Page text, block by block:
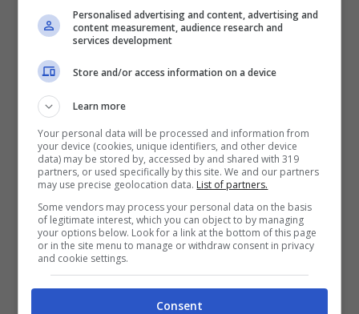
offerta attraverso un QT code. Le date da
tenere in considerazione sono: d
novembre dalle ore 11 alle ore 21.
Personalised advertising and content, advertising and
content measurement, audience research and
services development
Store and/or access information on a device
Learn more
Your personal data will be processed and information from
your device (cookies, unique identifiers, and other device
data) may be stored by, accessed by and shared with 319
partners, or used specifically by this site. We and our partners
may use precise geolocation data. List of partners.
Some vendors may process your personal data on the basis
of legitimate interest, which you can object to by managing
your options below. Look for a link at the bottom of this page
or in the site menu to manage or withdraw consent in privacy
and cookie settings.
Consent